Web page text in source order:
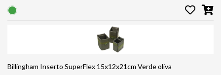
Billingham Inserto SuperFlex 15x12x21cm Verde oliva